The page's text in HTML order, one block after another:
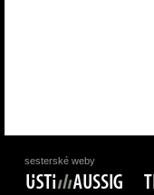
sesterské weby